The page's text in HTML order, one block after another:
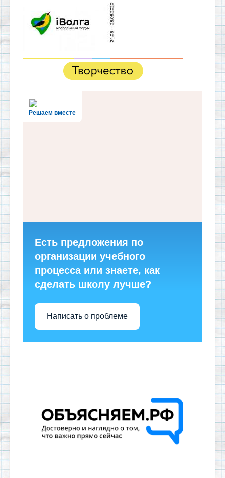
Решаем вместе
Есть предложения по
организации учебного
процесса или знаете, как
сделать школу лучше?
Написать о проблеме